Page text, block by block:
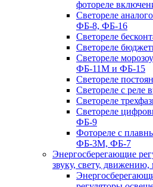
фотореле
Светореле
ФБ-8, ФБ-16
Светореле
Светореле
Светореле
ФБ-11М и ФБ-15
Светореле
Светореле с
Светореле
Светореле
ФБ-9
Фотореле с
ФБ-3М, ФБ-7
Энергосберегающие
звуку, свету,